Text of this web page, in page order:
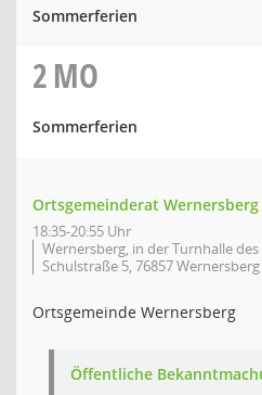
Sommerferien
2MO
Sommerferien
Ortsgemeinderat Wernersberg
18:35-20:55 Uhr
Wernersberg, in der Turnhalle des
Schulstraße 5, 76857 Wernersberg
Ortsgemeinde Wernersberg
Öffentliche